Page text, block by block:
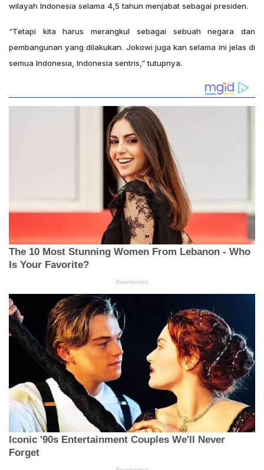
wilayah Indonesia selama 4,5 tahun menjabat sebagai presiden.
“Tetapi kita harus merangkul sebagai sebuah negara dan
pembangunan yang dilakukan. Jokowi juga kan selama ini jelas di
semua Indonesia, Indonesia sentris,” tutupnya.